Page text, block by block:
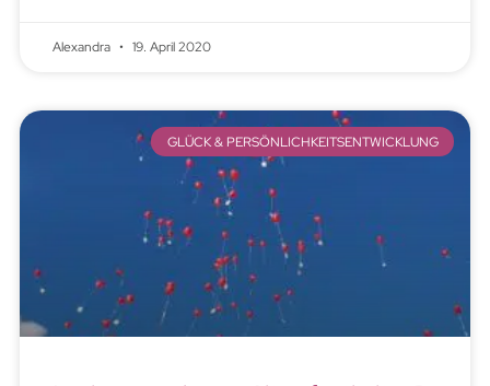
Alexandra 19. April 2020
GLÜCK & PERSÖNLICHKEITSENTWICKLUNG